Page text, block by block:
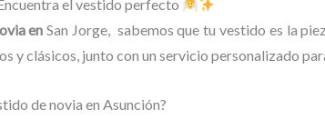
el vestido perfecto
enSan Jorge, sabemos que tu vestido es la
y clásicos, junto con un servicio personalizado
de novia en Asunción?